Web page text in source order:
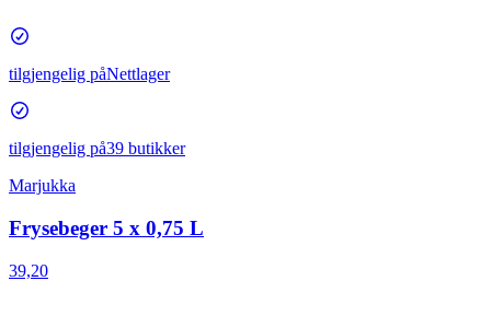
tilgjengelig påNettlager
tilgjengelig på39 butikker
Marjukka
Frysebeger 5 x 0,75 L
39,20